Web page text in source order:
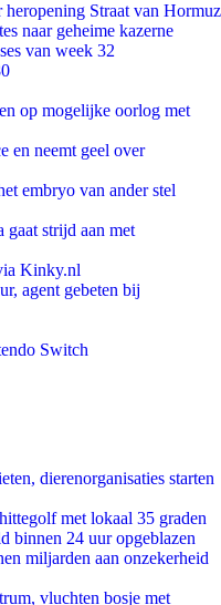
heropening Straat van Hormuz
naar geheime kazerne
van week 32
op mogelijke oorlog met
en neemt geel over
embryo van ander stel
strijd aan met
Kinky.nl
agent gebeten bij
Switch
dierenorganisaties starten
met lokaal 35 graden
binnen 24 uur opgeblazen
miljarden aan onzekerheid
vluchten bosje met